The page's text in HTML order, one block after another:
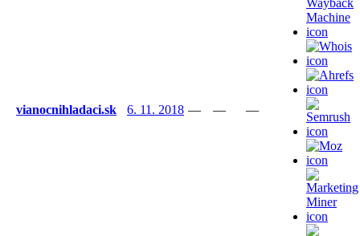
vianocnihladaci.sk 6. 11. 2018 — — —